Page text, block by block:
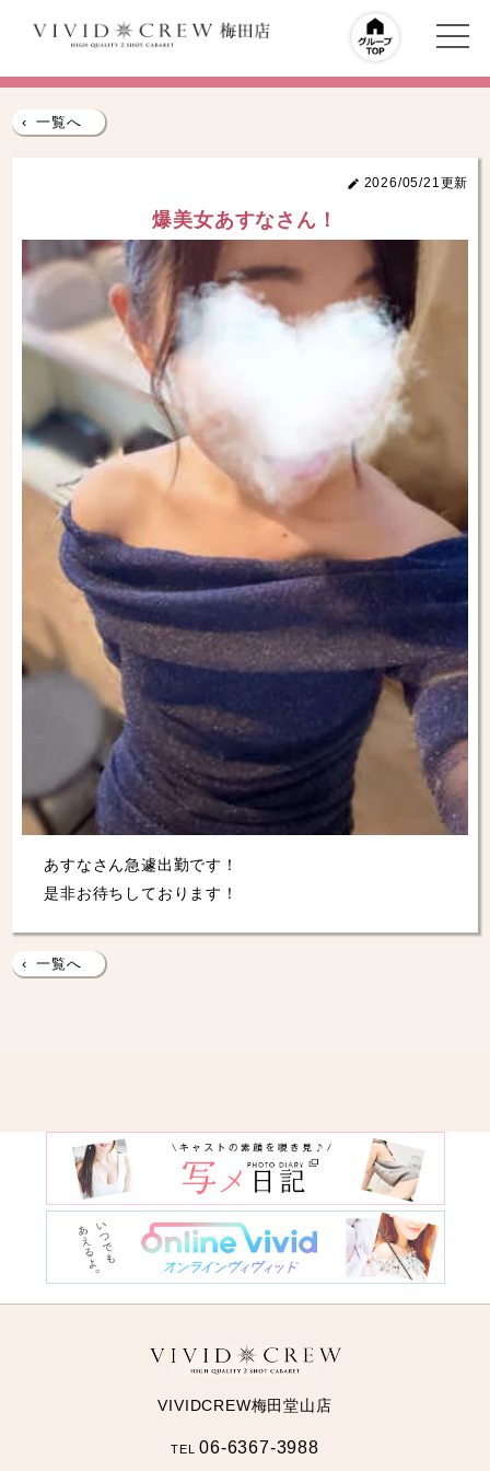
‹ 一覧へ
2026/05/21更新
爆美女あすなさん！
あすなさん急遽出勤です！
是非お待ちしております！
‹ 一覧へ
VIVIDCREW梅田堂山店
TEL06-6367-3988